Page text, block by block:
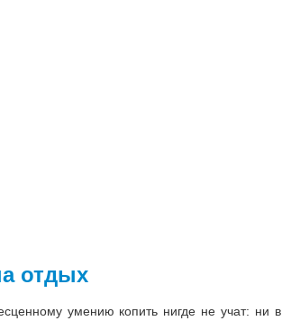
отдых
умению копить нигде не учат: ни в